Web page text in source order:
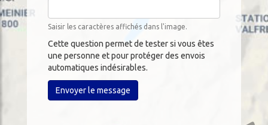
Saisir les caractères affichés dans l'image.
Cette question permet de tester si vous êtes
une personne et pour protéger des envois
automatiques indésirables.
Envoyer le message